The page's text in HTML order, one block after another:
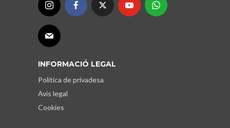
INFORMACIÓ LEGAL
Política de privadesa
Avís legal
Cookies